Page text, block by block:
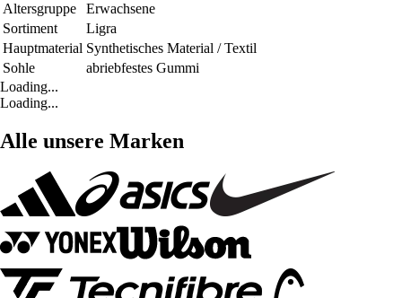
Altersgruppe
Erwachsene
Sortiment
Ligra
Hauptmaterial Synthetisches Material / Textil
Sohle
abriebfestes Gummi
Loading...
Loading...
Alle unsere Marken